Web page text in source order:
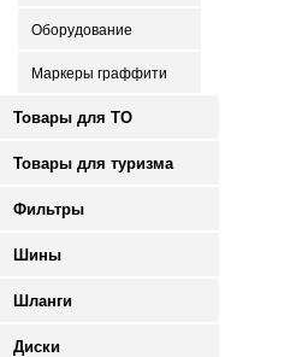
Оборудование
Маркеры граффити
Товары для ТО
Товары для туризма
Фильтры
Шины
Шланги
Диски